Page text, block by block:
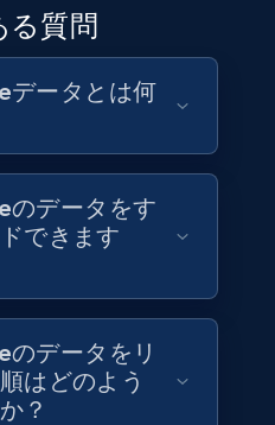
今すぐ購入
posted parsed, Job
Qualifications,
合わせ
る質問
ータとは何
データをす
できます
データをリ
はどのよう
？